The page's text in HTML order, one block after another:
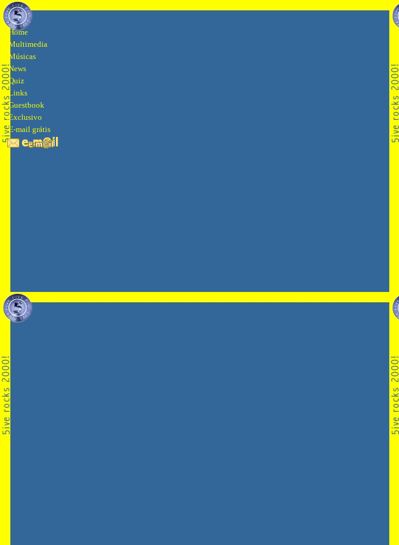
Home
Multimedia
Músicas
.News
.Quiz
.Links
.Guestbook
.Exclusivo
.E-mail grátis